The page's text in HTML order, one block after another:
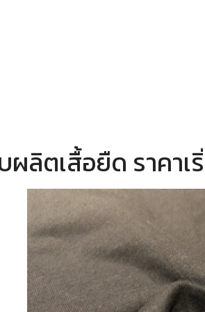
ผลิตเสื้อยืด ราคาเ